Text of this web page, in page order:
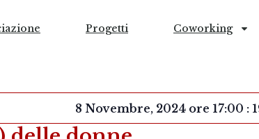
Progetti Coworking
8 Novembre, 2024 ore 17:00 :